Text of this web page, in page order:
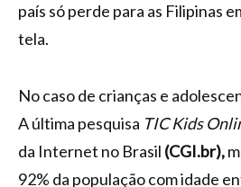
país só perde para as Filipinas
tela.
No caso de crianças e
A última pesquisa TIC Kids
da Internet no Brasil (CGI.br),
92% da população com idade